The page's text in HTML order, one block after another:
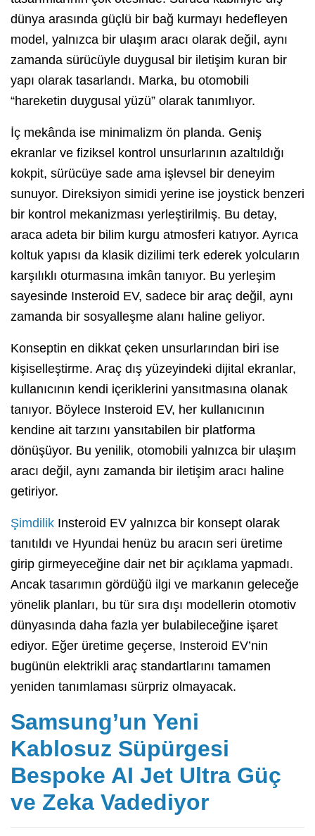
dünya arasında güçlü bir bağ kurmayı hedefleyen
model, yalnızca bir ulaşım aracı olarak değil, aynı
zamanda sürücüyle duygusal bir iletişim kuran bir
yapı olarak tasarlandı. Marka, bu otomobili
“hareketin duygusal yüzü” olarak tanımlıyor.
İç mekânda ise minimalizm ön planda. Geniş
ekranlar ve fiziksel kontrol unsurlarının azaltıldığı
kokpit, sürücüye sade ama işlevsel bir deneyim
sunuyor. Direksiyon simidi yerine ise joystick benzeri
bir kontrol mekanizması yerleştirilmiş. Bu detay,
araca adeta bir bilim kurgu atmosferi katıyor. Ayrıca
koltuk yapısı da klasik dizilimi terk ederek yolcuların
karşılıklı oturmasına imkân tanıyor. Bu yerleşim
sayesinde Insteroid EV, sadece bir araç değil, aynı
zamanda bir sosyalleşme alanı haline geliyor.
Konseptin en dikkat çeken unsurlarından biri ise
kişiselleştirme. Araç dış yüzeyindeki dijital ekranlar,
kullanıcının kendi içeriklerini yansıtmasına olanak
tanıyor. Böylece Insteroid EV, her kullanıcının
kendine ait tarzını yansıtabilen bir platforma
dönüşüyor. Bu yenilik, otomobili yalnızca bir ulaşım
aracı değil, aynı zamanda bir iletişim aracı haline
getiriyor.
Şimdilik Insteroid EV yalnızca bir konsept olarak
tanıtıldı ve Hyundai henüz bu aracın seri üretime
girip girmeyeceğine dair net bir açıklama yapmadı.
Ancak tasarımın gördüğü ilgi ve markanın geleceğe
yönelik planları, bu tür sıra dışı modellerin otomotiv
dünyasında daha fazla yer bulabileceğine işaret
ediyor. Eğer üretime geçerse, Insteroid EV’nin
bugünün elektrikli araç standartlarını tamamen
yeniden tanımlaması sürpriz olmayacak.
Samsung’un Yeni
Kablosuz Süpürgesi
Bespoke AI Jet Ultra Güç
ve Zeka Vadediyor